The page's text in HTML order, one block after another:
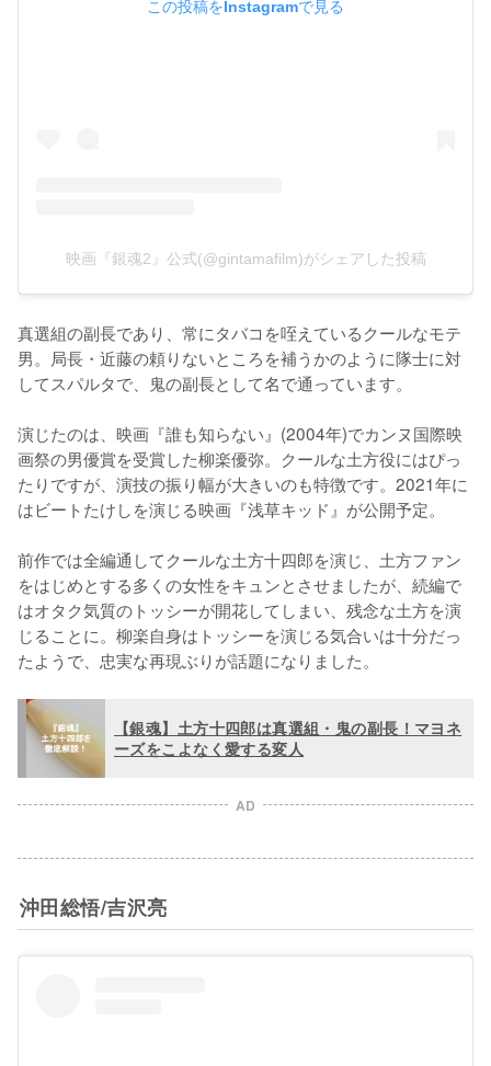
この投稿をInstagramで見る
映画『銀魂2』公式(@gintamafilm)がシェアした投稿
真選組の副長であり、常にタバコを咥えているクールなモテ
男。局長・近藤の頼りないところを補うかのように隊士に対
してスパルタで、鬼の副長として名で通っています。
演じたのは、映画『誰も知らない』(2004年)でカンヌ国際映
画祭の男優賞を受賞した柳楽優弥。クールな土方役にはぴっ
たりですが、演技の振り幅が大きいのも特徴です。2021年に
はビートたけしを演じる映画『浅草キッド』が公開予定。
前作では全編通してクールな土方十四郎を演じ、土方ファン
をはじめとする多くの女性をキュンとさせましたが、続編で
はオタク気質のトッシーが開花してしまい、残念な土方を演
じることに。柳楽自身はトッシーを演じる気合いは十分だっ
たようで、忠実な再現ぶりが話題になりました。
【銀魂】土方十四郎は真選組・鬼の副長！マヨネ
ーズをこよなく愛する変人
AD
沖田総悟/吉沢亮